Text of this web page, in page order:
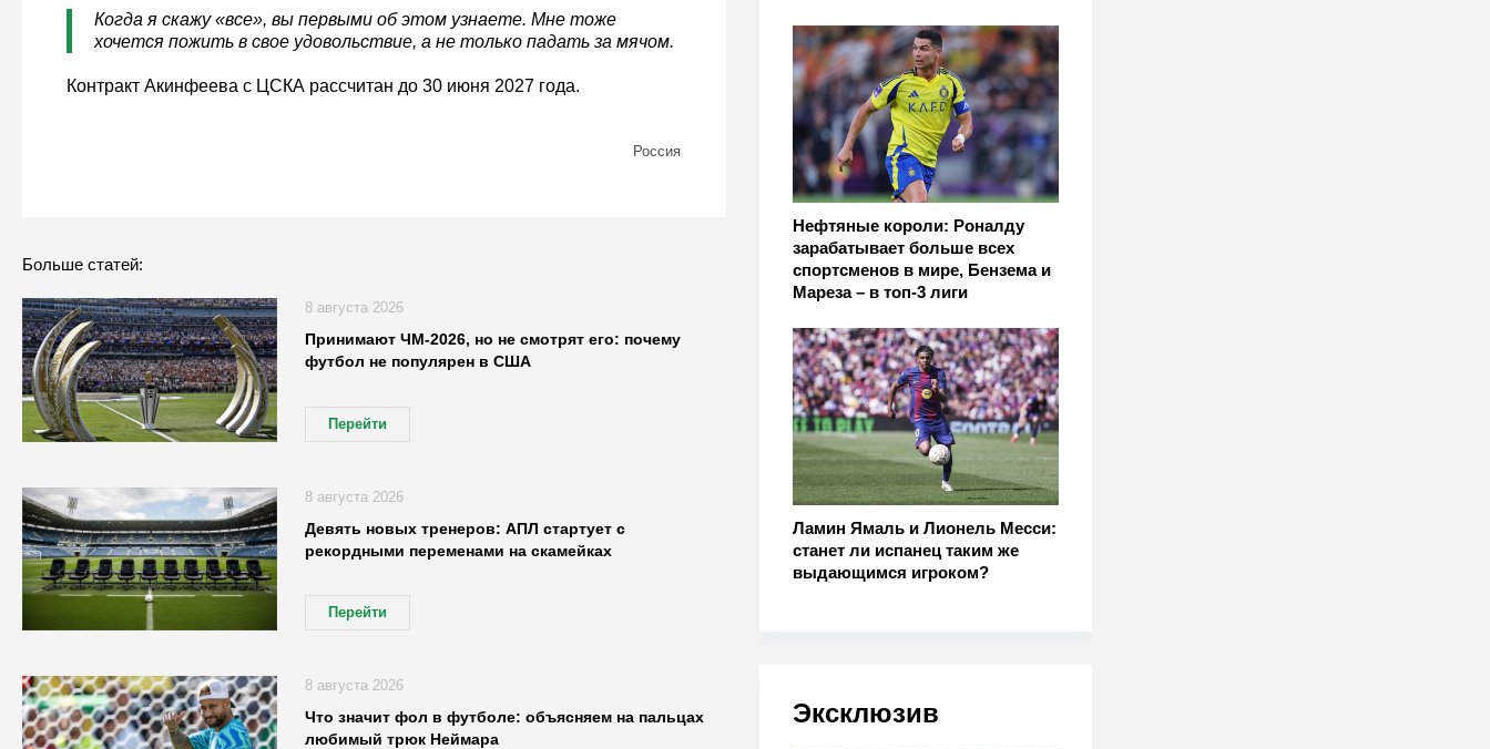
Нефтяные короли: Роналду
зарабатывает больше всех
спортсменов в мире, Бензема и
Мареза – в топ-3 лиги
Ламин Ямаль и Лионель Месси:
станет ли испанец таким же
выдающимся игроком?
Эксклюзив
Когда я скажу «все», вы первыми об этом узнаете. Мне тоже
хочется пожить в свое удовольствие, а не только падать за мячом.
Контракт Акинфеева с ЦСКА рассчитан до 30 июня 2027 года.
Россия
Больше статей:
Принимают ЧМ-2026, но не смотрят его: почему
футбол не популярен в США
Перейти
8 августа 2026
Девять новых тренеров: АПЛ стартует с
рекордными переменами на скамейках
Перейти
8 августа 2026
Что значит фол в футболе: объясняем на пальцах
любимый трюк Неймара
8 августа 2026